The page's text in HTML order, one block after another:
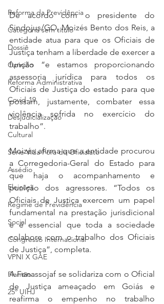
Reforma da Previdência
Categoria sem título
Dossiê
Opinião
Reforma Administrativa
Covid-19
Desjudicialização
Cultural
Serie Vida Fora do Oficialato
Assédio
Eleições
Regime de Previdência
Social
Congresso Internacional
VPNI X GAE
Plantão
25º UIHJ
De acordo com o presidente do
Sindojus/GO, Moizés Bento dos Reis, a
entidade atua para que os Oficiais de
Justiça tenham a liberdade de exercer a
função “e estamos proporcionando
assessoria jurídica para todos os
Oficiais de Justiça do estado para que
possam, justamente, combater essa
violência sofrida no exercício do
trabalho”.
Moizés afirma que a entidade procurou
a Corregedoria-Geral do Estado para
que haja o acompanhamento e
punição dos agressores. “Todos os
Oficiais de Justiça exercem um papel
fundamental na prestação jurisdicional
e é essencial que toda a sociedade
colabore com o trabalho dos Oficiais
de Justiça”, completa.
A Fenassojaf se solidariza com o Oficial
de Justiça ameaçado em Goiás e
reafirma o empenho no trabalho